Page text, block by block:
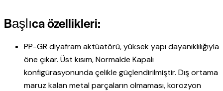
Başlıca özellikleri:
PP-GR diyafram aktüatörü, yüksek yapı dayanıklılığıyla
öne çıkar. Üst kısım, Normalde Kapalı
konfigürasyonunda çelikle güçlendirilmiştir. Dış ortama
maruz kalan metal parçaların olmaması, korozyon